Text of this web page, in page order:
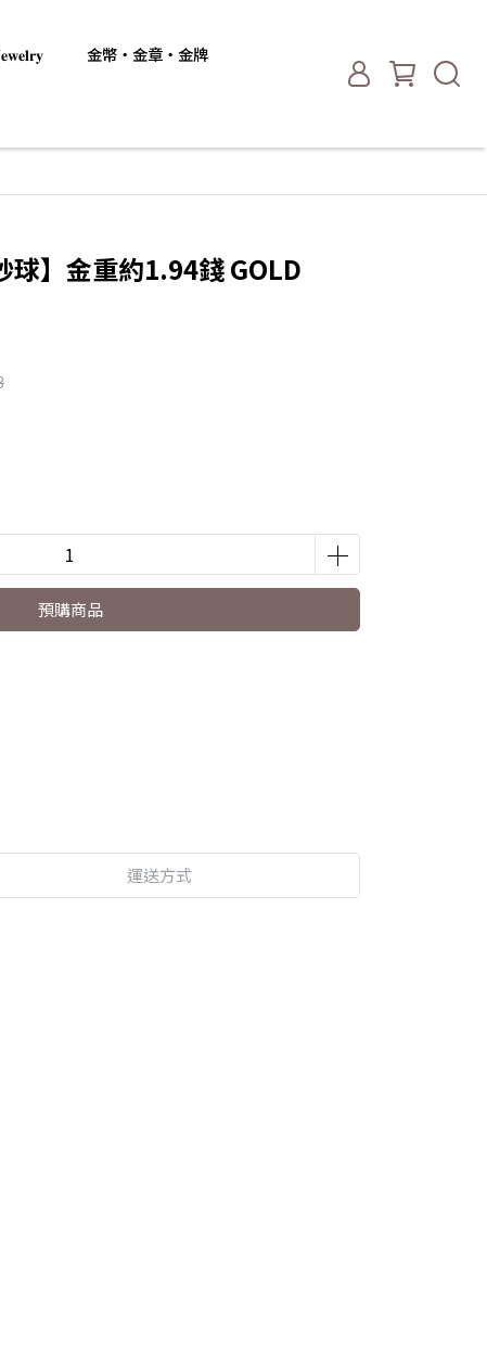
金幣・金章・金牌
球】金重約1.94錢 GOLD
預購商品
運送方式